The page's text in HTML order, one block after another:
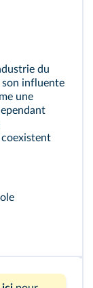
du
son influente
une